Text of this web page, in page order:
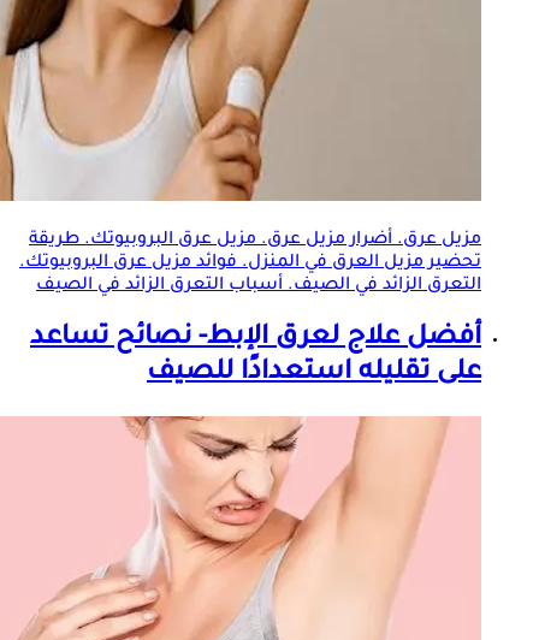
مزيل عرق. أضرار مزيل عرق. مزيل عرق البروبيوتك. طريقة
تحضير مزيل العرق في المنزل. فوائد مزيل عرق البروبيوتك.
التعرقالزائد في الصيف. أسبابالتعرقالزائد في الصيف
أفضل علاج لعرق الإبط- نصائح تساعد
على تقليله استعدادًا للصيف